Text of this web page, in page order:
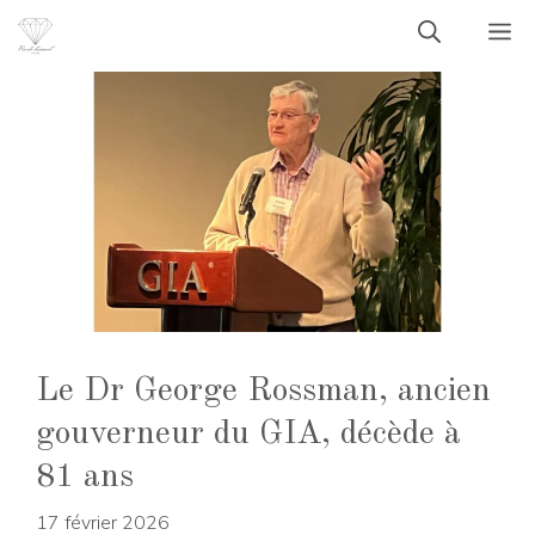
Aller
Le Dr George Rossman, ancien
gouverneur du GIA, décède à
81 ans
17 février 2026